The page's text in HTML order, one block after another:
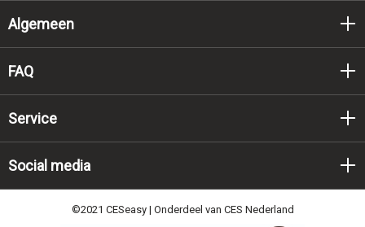
Algemeen
FAQ
Service
Social media
©2021 CESeasy | Onderdeel van CES Nederland